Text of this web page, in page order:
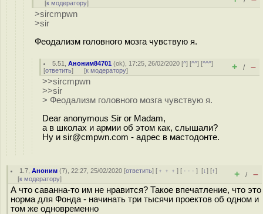
[к модератору]
>sircmpwn
>sir
Феодализм головного мозга чувствую я.
5.51 ,Аноним84701 (ok), 17:25, 26/02/2020 [^] [^^] [^^^]
[ответить] [к модератору] + / –
>>sircmpwn
>>sir
> Феодализм головного мозга чувствую я.
Dear anonymous Sir or Madam,
а в школах и армии об этом как, слышали?
Ну и sir@cmpwn.com - адрес в мастодонте.
1.7 ,Аноним (7), 22:27, 25/02/2020 [ответить] [ ﹢﹢﹢] [ · · ·][↓] [↑]
[к модератору] + / –
А что саванна-то им не нравится? Такое впечатление, что это
норма для Фонда - начинать три тысячи проектов об одном и
том же одновременно